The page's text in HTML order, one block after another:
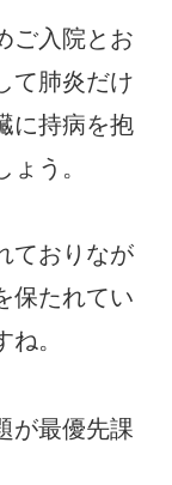
ご入院とお
て肺炎だけ
に持病を抱
う。
ておりなが
保たれてい
。
が最優先課